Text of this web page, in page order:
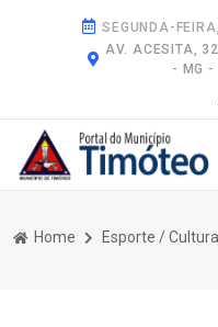
SEGUNDA-
AV. ACESITA,
- MG -
Home Esporte /